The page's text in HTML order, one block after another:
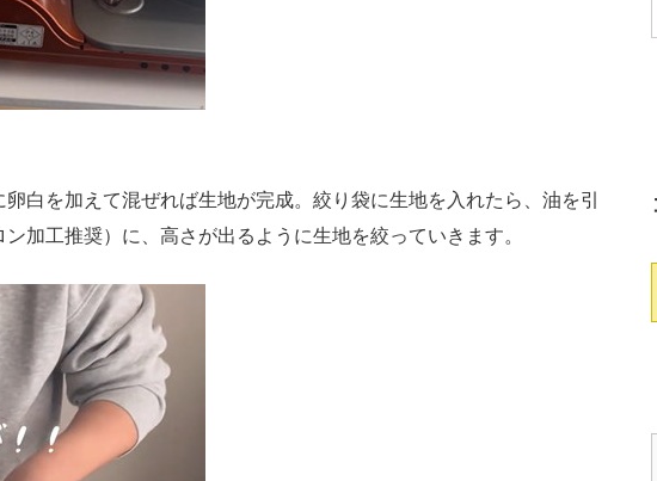
白を加えて混ぜれば生地が完成。絞り袋に生地を入れたら、油を引
加工推奨）に、高さが出るように生地を絞っていきます。